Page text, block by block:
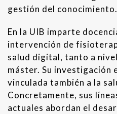
gestión del conocimiento.
En la UIB imparte
intervención de
salud digital, tanto a
máster. Su investigación
vinculada también a la
Concretamente, sus
actuales abordan el